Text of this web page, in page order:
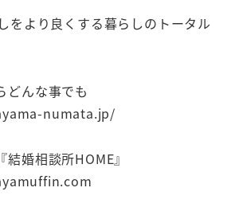
をより良くする暮らしのトータル
どんな事でも
numata.jp/
婚相談所HOME』